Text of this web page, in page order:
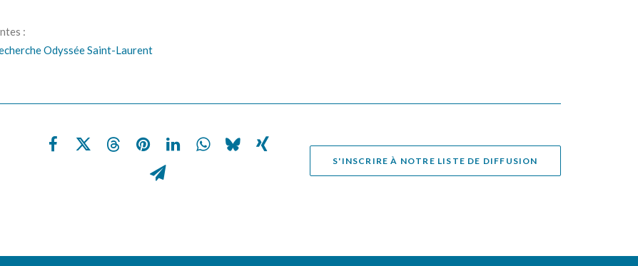
:
Odyssée Saint-Laurent
S'INSCRIRE À NOTRE LISTE DE DIFFUSION